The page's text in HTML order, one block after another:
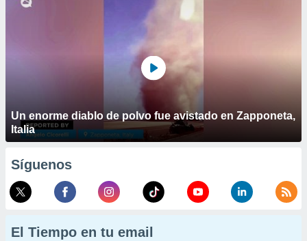
Un enorme diablo de polvo fue avistado en Zapponeta,
Italia
Síguenos
El Tiempo en tu email